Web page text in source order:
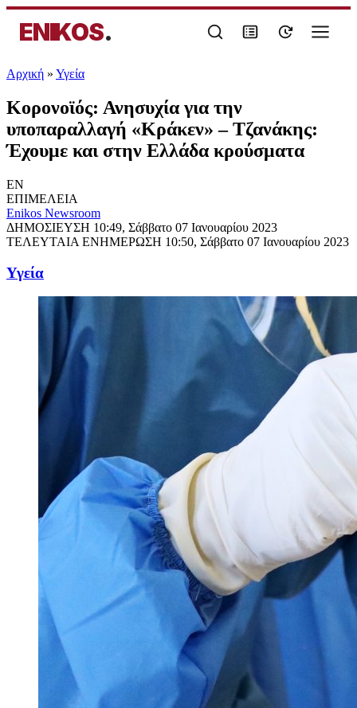
ENIKOS.
Αρχική » Υγεία
Κορονοϊός: Ανησυχία για την
υποπαραλλαγή «Κράκεν» – Τζανάκης:
Έχουμε και στην Ελλάδα κρούσματα
EN
ΕΠΙΜΕΛΕΙΑ
Enikos Newsroom
ΔΗΜΟΣΙΕΥΣΗ 10:49, Σάββατο 07 Ιανουαρίου 2023
ΤΕΛΕΥΤΑΙΑ ΕΝΗΜΕΡΩΣΗ 10:50, Σάββατο 07 Ιανουαρίου 2023
Υγεία